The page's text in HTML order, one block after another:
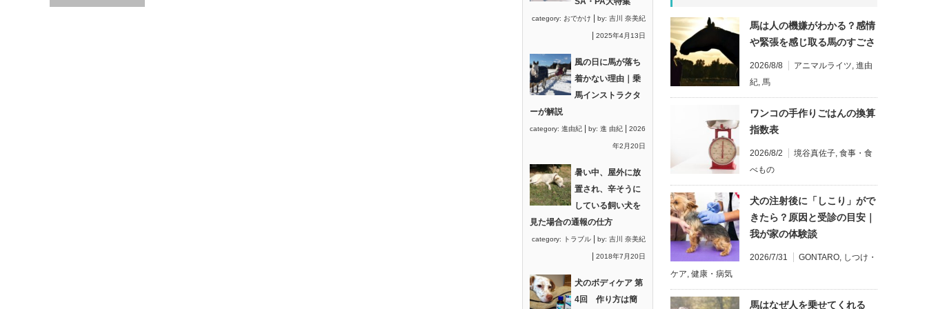
category: おでかけ by: 吉川 奈美紀
2025年4月13日
風の日に馬が落ち
着かない理由｜乗
馬インストラクタ
ーが解説
category: 進由紀 by: 進 由紀 2026
年2月20日
暑い中、屋外に放
置され、辛そうに
している飼い犬を
見た場合の通報の仕方
category: トラブル by: 吉川 奈美紀
2018年7月20日
犬のボディケア 第
4回 作り方は簡
馬は人の機嫌がわかる？感情
や緊張を感じ取る馬のすごさ
2026/8/8 アニマルライツ, 進由
紀, 馬
ワンコの手作りごはんの換算
指数表
2026/8/2 境谷真佐子, 食事・食
べもの
犬の注射後に「しこり」がで
きたら？原因と受診の目安｜
我が家の体験談
2026/7/31 GONTARO, しつけ・
ケア, 健康・病気
馬はなぜ人を乗せてくれる